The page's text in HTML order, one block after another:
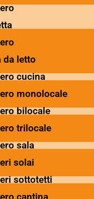
da letto
cucina
monolocale
bilocale
trilocale
sala
solai
sottotetti